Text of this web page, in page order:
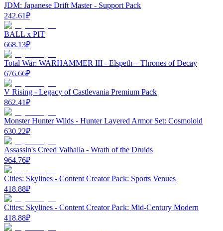
JDM: Japanese Drift Master - Support Pack
242.61₽
BALL x PIT
668.13₽
Total War: WARHAMMER III - Elspeth – Thrones of Decay
676.66₽
V Rising - Legacy of Castlevania Premium Pack
862.41₽
Monster Hunter Wilds - Hunter Layered Armor Set: Cosmoloid
630.22₽
Assassin's Creed Valhalla - Wrath of the Druids
964.76₽
Cities: Skylines - Content Creator Pack: Sports Venues
418.88₽
Cities: Skylines - Content Creator Pack: Mid-Century Modern
418.88₽